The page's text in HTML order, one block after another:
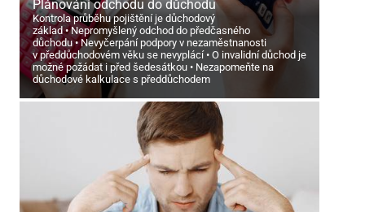
Plánování odchodu do důchodu
Kontrola průběhu pojištění je důchodový
základ
Nepromyšlený odchod do předčasného
důchodu
Nevyčerpání podpory v nezaměstnanosti
v předdůchodovém věku se nevyplácí
O invalidní důchod je
možné požádat i před šedesátkou
Nezapomeňte na
důchodové kalkulace s předdůchodem